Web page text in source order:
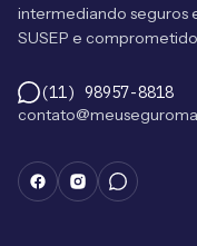
intermediando seguros
SUSEP e
(11) 98957-8818